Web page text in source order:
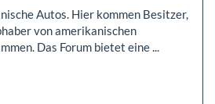
Autos. Hier kommen Besitzer,
von amerikanischen
Das Forum bietet eine ...